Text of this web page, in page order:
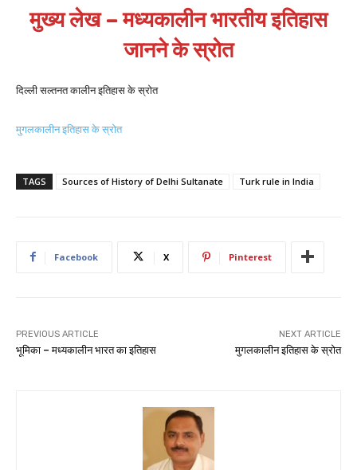
मुख्य लेख – मध्यकालीन भारतीय इतिहास
जानने के स्रोत
दिल्ली सल्तनत कालीन इतिहास के स्रोत
मुगलकालीन इतिहास के स्रोत
TAGS Sources of History of Delhi Sultanate Turk rule in India
Facebook X Pinterest
PREVIOUS ARTICLE
भूमिका – मध्यकालीन भारत का इतिहास
NEXT ARTICLE
मुगलकालीन इतिहास के स्रोत